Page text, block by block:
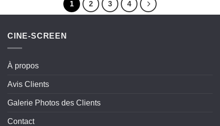
1 2 3 4
CINE-SCREEN
À propos
Avis Clients
Galerie Photos des Clients
Contact